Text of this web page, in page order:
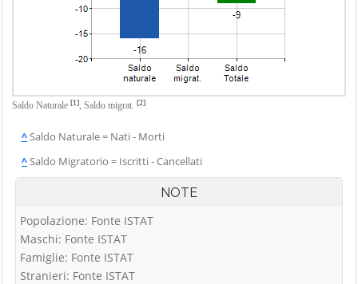
Saldo Naturale [1], Saldo migrat. [2]
^Saldo Naturale = Nati - Morti
^Saldo Migratorio = Iscritti - Cancellati
NOTE
Popolazione: Fonte ISTAT
Maschi: Fonte ISTAT
Famiglie: Fonte ISTAT
Stranieri: Fonte ISTAT